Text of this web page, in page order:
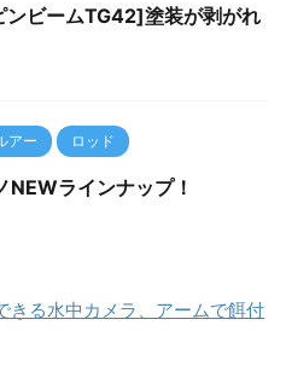
ンビームTG42]塗装が剥がれ
アー ロッド
ラインナップ！
きる水中カメラ、アームで餌付